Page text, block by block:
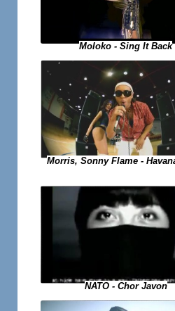
Moloko - Sing It Back
Morris, Sonny Flame -
NATO - Chor Javon